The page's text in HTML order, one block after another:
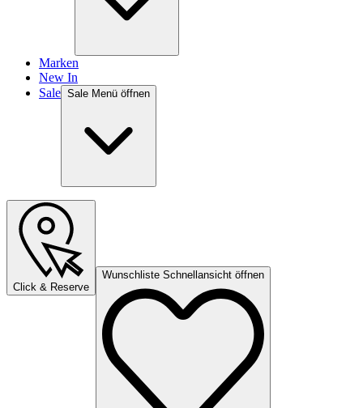
Marken
New In
Sale Sale Menü öffnen
Click & Reserve
Wunschliste Schnellansicht öffnen